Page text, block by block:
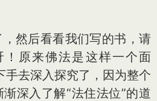
然后看看我们写的书，请
！原来佛法是这样一个面
手去深入探究了，因为整个
深入了解“法住法位”的道